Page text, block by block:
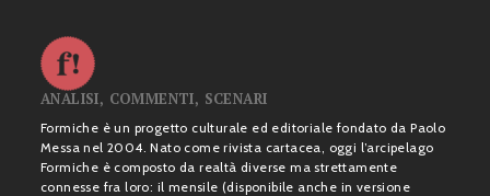
ANALISI, COMMENTI, SCENARI
Formiche è un progetto culturale ed editoriale fondato da Paolo
Messa nel 2004. Nato come rivista cartacea, oggi l’arcipelago
Formiche è composto da realtà diverse ma strettamente
connesse fra loro: il mensile (disponibile anche in versione